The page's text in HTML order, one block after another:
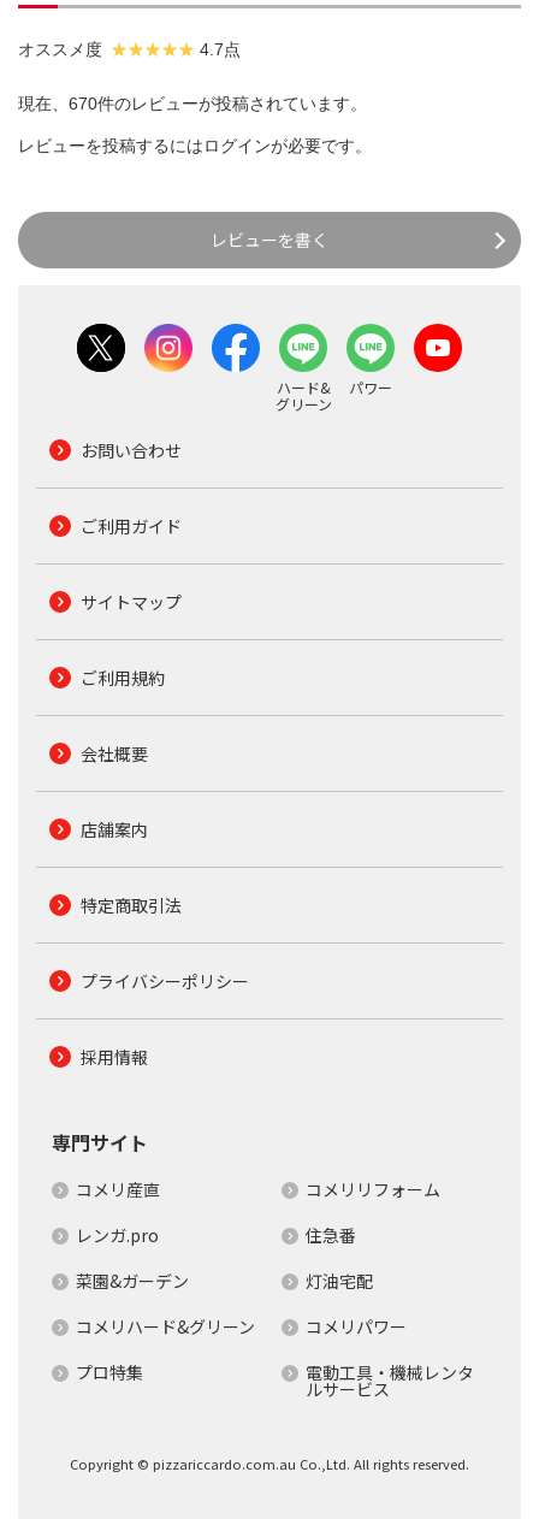
オススメ度 4.7点
現在、670件のレビューが投稿されています。
レビューを投稿するにはログインが必要です。
レビューを書く
ハード&
グリーン
パワー
お問い合わせ
ご利用ガイド
サイトマップ
ご利用規約
会社概要
店舗案内
特定商取引法
プライバシーポリシー
採用情報
専門サイト
コメリ産直
コメリリフォーム
レンガ.pro
住急番
菜園&ガーデン
灯油宅配
コメリハード&グリーン
コメリパワー
プロ特集
電動工具・機械レンタ
ルサービス
Copyright © pizzariccardo.com.au Co.,Ltd. All rights reserved.